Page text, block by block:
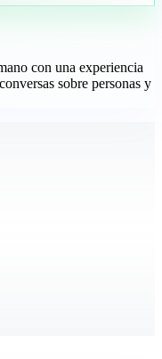
con una experiencia
sobre personas y